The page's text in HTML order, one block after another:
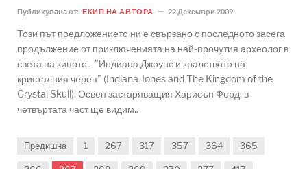
Публикувана от: ЕКИП НА АВТОРА 22 Декември 2009
Този път предложението ни е свързано с последното засега
продължение от приключенията на най-прочутия археолог в
света на киното - "Индиана Джоунс и кралството на
кристалния череп" (Indiana Jones and The Kingdom of the
Crystal Skull). Освен застаряващия Харисън Форд, в
четвъртата част ще видим..
Предишна 1 267 317 357 364 365